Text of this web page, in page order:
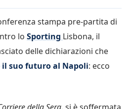
stampa pre-partita di
lo Sporting Lisbona, il
delle dichiarazioni che
suo futuro al Napoli: ecco